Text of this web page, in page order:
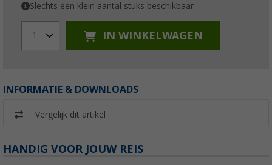
Slechts een klein aantal stuks beschikbaar
1 IN WINKELWAGEN
INFORMATIE & DOWNLOADS
Vergelijk dit artikel
HANDIG VOOR JOUW REIS